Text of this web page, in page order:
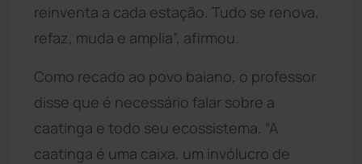
reinventa a cada estação. Tudo se renova,
refaz, muda e amplia”, afirmou.
Como recado ao povo baiano, o professor
disse que é necessário falar sobre a
caatinga e todo seu ecossistema. “A
caatinga é uma caixa, um invólucro de